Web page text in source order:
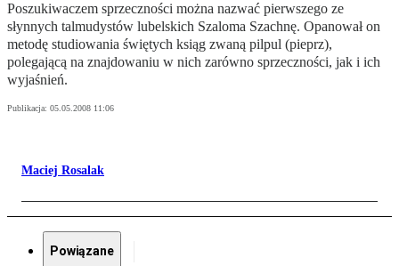
Poszukiwaczem sprzeczności można nazwać pierwszego ze
słynnych talmudystów lubelskich Szaloma Szachnę. Opanował on
metodę studiowania świętych ksiąg zwaną pilpul (pieprz),
polegającą na znajdowaniu w nich zarówno sprzeczności, jak i ich
wyjaśnień.
Publikacja: 05.05.2008 11:06
Maciej Rosalak
Powiązane